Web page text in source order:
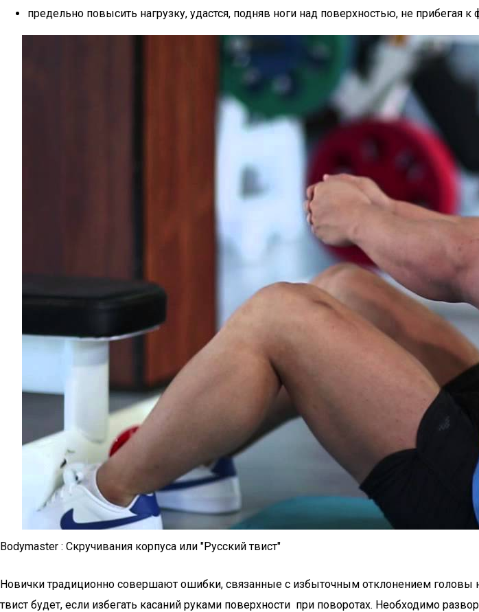
предельно повысить нагрузку, удастся, подняв ноги над поверхностью, не прибегая к
Bodymaster : Скручивания корпуса или "Русский твист"
Новички традиционно совершают ошибки, связанные с избыточным отклонением головы
твист будет, если избегать касаний руками поверхности при поворотах. Необходимо